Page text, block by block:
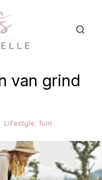
van grind
Lifestyle, Tuin